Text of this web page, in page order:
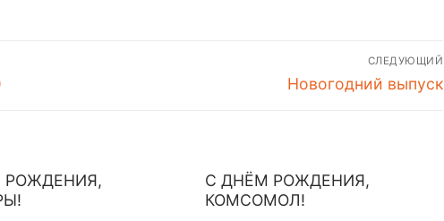
СЛЕДУЮЩИЙ
Следующая
Новогодний выпуск
РОЖДЕНИЯ,
С ДНЁМ РОЖДЕНИЯ,
КОМСОМОЛ!